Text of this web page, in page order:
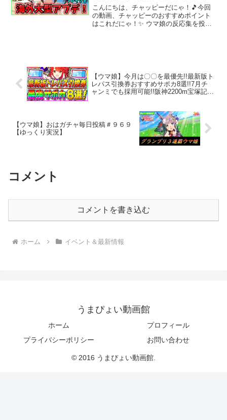
るみんなの反応集
こんにちは、チャッピーだにゃ！🎵今回
の動画、チャッピーのおすすめポイント
はこれだにゃ！✨ ウマ娘の反応集を投稿
【ウマ娘】今月は〇〇を最優先!!最新版ト
レパス引換券おすすめサポカ8選!!7月チ
ャンミでも採用可能!!阪神2200m宝塚記念
【ウマ娘】おはガチャ毎日投稿＃９６９
【ゆっくり実況】
コメント
コメントを書き込む
ホーム イベント＆最新情報
うまぴょい動画館
ホーム
プロフィール
プライバシーポリシー
お問い合わせ
© 2016 うまぴょい動画館.